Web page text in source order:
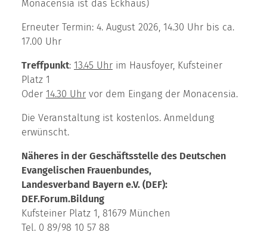
Monacensia ist das Eckhaus)
Erneuter Termin: 4. August 2026, 14.30 Uhr bis ca.
17.00 Uhr
Treffpunkt: 13.45 Uhr im Hausfoyer, Kufsteiner
Platz 1
Oder 14.30 Uhr vor dem Eingang der Monacensia.
Die Veranstaltung ist kostenlos. Anmeldung
erwünscht.
Näheres in der Geschäftsstelle des Deutschen
Evangelischen Frauenbundes,
Landesverband Bayern e.V. (DEF):
DEF.Forum.Bildung
Kufsteiner Platz 1, 81679 München
Tel. 0 89/98 10 57 88